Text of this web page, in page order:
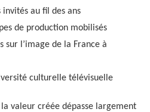
invités au fil des ans
de production mobilisés
sur l’image de la France à
culturelle télévisuelle
valeur créée dépasse largement